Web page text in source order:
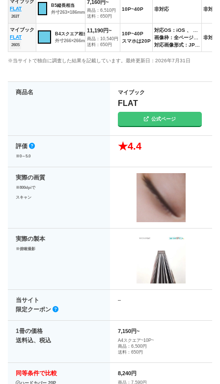
マイブック
FLAT
263T
B5縦長相当
外寸263×186mm
7,160円~
商品：6,510円
送料：650円
10P~40P 非対応 非対応
マイブック
FLAT
260S
B4スクエア相当
外寸266×266mm
11,190円~
商品：10,540円
送料：650円
10P~40P
スマホは20P
対応OS：iOS 、 Android
画像枠：全ページ固定テンプレート
対応画像形式：JPEG
非対応
※当サイトで独自に調査した結果を記載しています。最終更新日：2026年7月31日
商品名 マイブック
FLAT
公式ページ
評価
※0～5.0
★4.4
実際の画質
※800dpiで
スキャン
実際の製本
※俯瞰撮影
当サイト
限定クーポン
–
1冊の価格
送料込、税込
7,150円~
A4スクエア~10P~
商品：6,500円
送料：650円
同等条件で比較
ハードカバー 20P
8,240円
商品：7,590円